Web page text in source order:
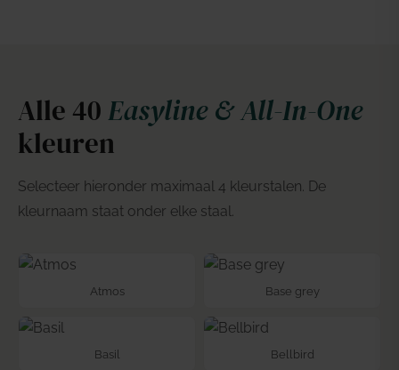
Alle 40 Easyline & All-In-One
kleuren
Selecteer hieronder maximaal 4 kleurstalen. De
kleurnaam staat onder elke staal.
Atmos Base grey
Basil Bellbird